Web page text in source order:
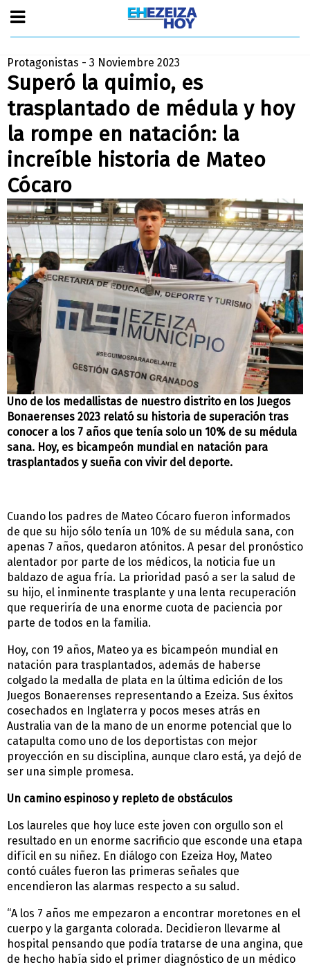
Protagonistas - 3 Noviembre 2023
Superó la quimio, es
trasplantado de médula y hoy
la rompe en natación: la
increíble historia de Mateo
Cócaro
Uno de los medallistas de nuestro distrito en los Juegos
Bonaerenses 2023 relató su historia de superación tras
conocer a los 7 años que tenía solo un 10% de su médula
sana. Hoy, es bicampeón mundial en natación para
trasplantados y sueña con vivir del deporte.
Cuando los padres de Mateo Cócaro fueron informados
de que su hijo sólo tenía un 10% de su médula sana, con
apenas 7 años, quedaron atónitos. A pesar del pronóstico
alentador por parte de los médicos, la noticia fue un
baldazo de agua fría. La prioridad pasó a ser la salud de
su hijo, el inminente trasplante y una lenta recuperación
que requeriría de una enorme cuota de paciencia por
parte de todos en la familia.
Hoy, con 19 años, Mateo ya es bicampeón mundial en
natación para trasplantados, además de haberse
colgado la medalla de plata en la última edición de los
Juegos Bonaerenses representando a Ezeiza. Sus éxitos
cosechados en Inglaterra y pocos meses atrás en
Australia van de la mano de un enorme potencial que lo
catapulta como uno de los deportistas con mejor
proyección en su disciplina, aunque claro está, ya dejó de
ser una simple promesa.
Un camino espinoso y repleto de obstáculos
Los laureles que hoy luce este joven con orgullo son el
resultado en un enorme sacrificio que esconde una etapa
difícil en su niñez. En diálogo con Ezeiza Hoy, Mateo
contó cuáles fueron las primeras señales que
encendieron las alarmas respecto a su salud.
“A los 7 años me empezaron a encontrar moretones en el
cuerpo y la garganta colorada. Decidieron llevarme al
hospital pensando que podía tratarse de una angina, que
de hecho había sido el primer diagnóstico de un médico